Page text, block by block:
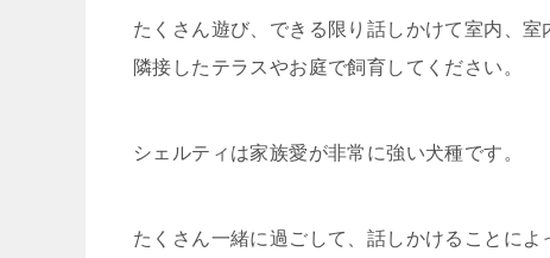
たくさん遊び、できる限り話しかけて室内、
隣接したテラスやお庭で飼育してください。
シェルティは家族愛が非常に強い犬種です。
たくさん一緒に過ごして、話しかけることに